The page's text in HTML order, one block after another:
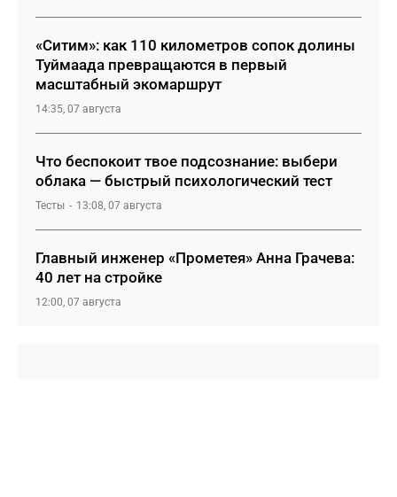
«Ситим»: как 110 километров сопок долины
Туймаада превращаются в первый
масштабный экомаршрут
14:35, 07 августа
Что беспокоит твое подсознание: выбери
облака — быстрый психологический тест
Тесты 13:08, 07 августа
Главный инженер «Прометея» Анна Грачева:
40 лет на стройке
12:00, 07 августа